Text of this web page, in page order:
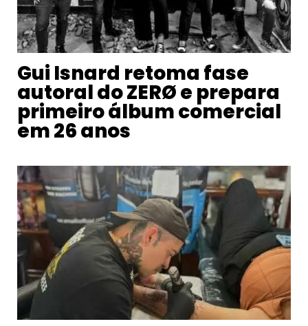
Gui Isnard retoma fase
autoral do ZERØ e prepara
primeiro álbum comercial
em 26 anos